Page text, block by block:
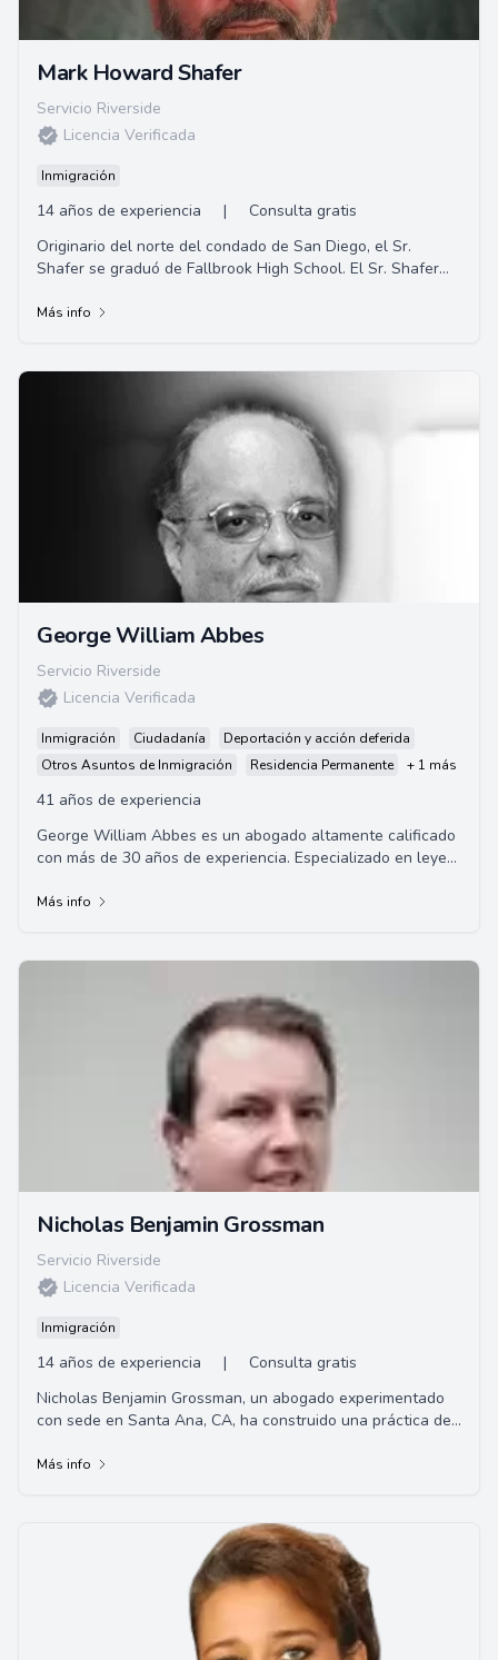
Mark Howard Shafer
Servicio Riverside
Licencia Verificada
Inmigración
14 años de experiencia |
Consulta gratis
Originario del norte del condado de San Diego, el Sr.
Shafer se graduó de Fallbrook High School. El Sr. Shafer
Más info
George William Abbes
Servicio Riverside
Licencia Verificada
Inmigración Ciudadanía
Deportación y acción deferida
Otros Asuntos de Inmigración
Residencia Permanente + 1 más
41 años de experiencia
George William Abbes es un abogado altamente calificado
con más de 30 años de experiencia. Especializado en leyes
Más info
Nicholas Benjamin Grossman
Servicio Riverside
Licencia Verificada
Inmigración
14 años de experiencia |
Consulta gratis
Nicholas Benjamin Grossman, un abogado experimentado
con sede en Santa Ana, CA, ha construido una práctica de
Más info